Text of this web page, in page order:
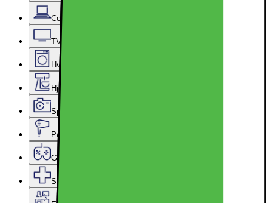
Computer & Kontor
TV, Lyd & Smart Home
Hvidevarer
Hjem, Rengøring & Køkkenudstyr
Sport, Fritid & Hobby
Personlig pleje, Skønhed & Velvære
Gaming
Services & tilbehør